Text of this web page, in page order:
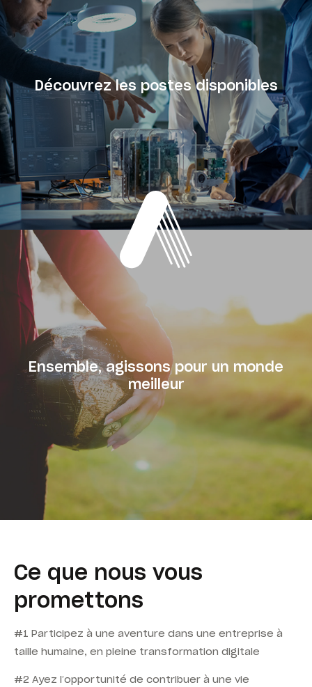
Découvrez les postes disponibles
Ensemble, agissons pour un monde
meilleur
Ce que nous vous
promettons
#1 Participez à une aventure dans une entreprise à
taille humaine, en pleine transformation digitale
#2 Ayez l’opportunité de contribuer à une vie